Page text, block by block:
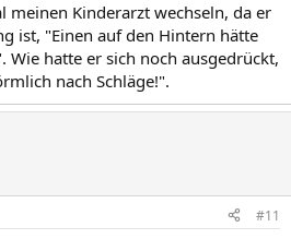
meinen Kinderarzt wechseln, da er
ist, "Einen auf den Hintern hätte
Wie hatte er sich noch ausgedrückt,
nach Schläge!".
#11